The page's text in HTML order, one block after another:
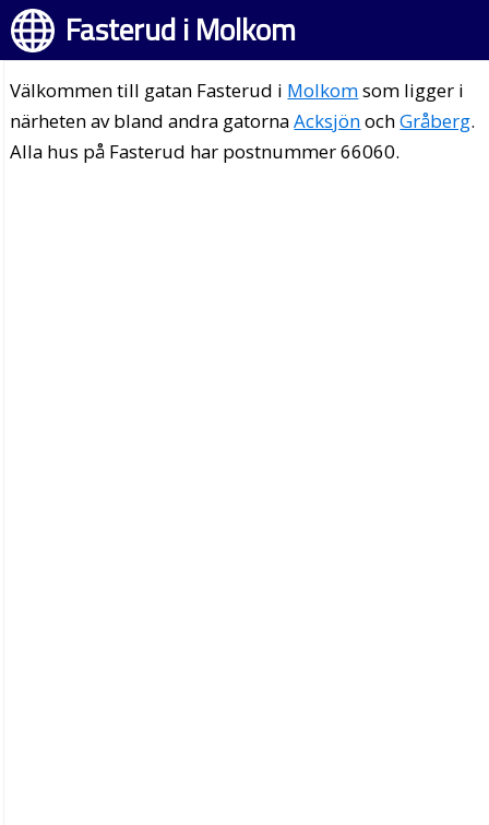
Fasterud i Molkom
Välkommen till gatan Fasterud i Molkomsom ligger i
närheten av bland andra gatornaAcksjönochGråberg.
Alla hus på Fasterud har postnummer 66060.